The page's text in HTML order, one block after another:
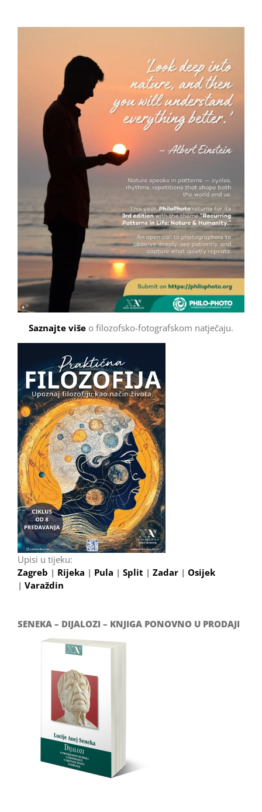
Saznajte više o filozofsko-fotografskom natječaju.
Upisi u tijeku:
Zagreb | Rijeka | Pula | Split | Zadar | Osijek
| Varaždin
SENEKA – DIJALOZI – KNJIGA PONOVNO U PRODAJI